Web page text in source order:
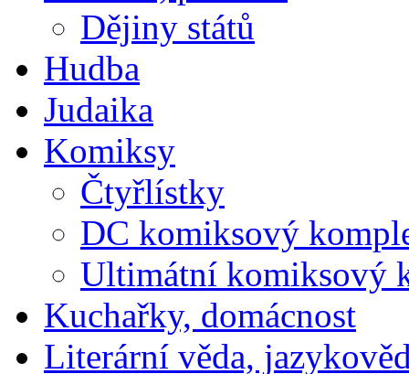
Dějiny států
Hudba
Judaika
Komiksy
Čtyřlístky
DC komiksový
Ultimátní komiksový
Kuchařky, domácnost
Literární věda,